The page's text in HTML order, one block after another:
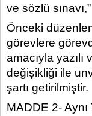
ve sözlü sınavı,”
Önceki
görevlere
amacıyla
değişikliği ile
şartı getirilmiştir.
MADDE 2-